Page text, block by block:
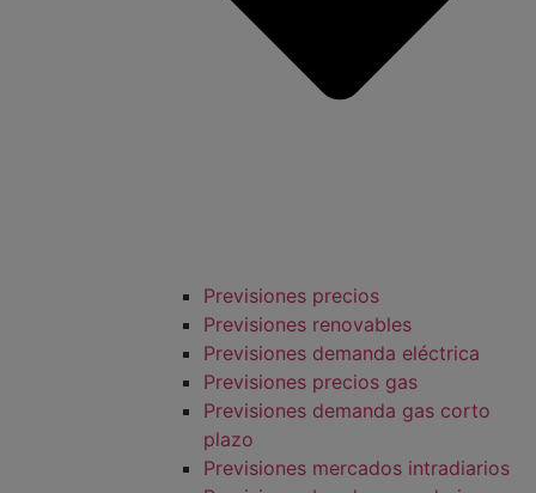
Previsiones precios
Previsiones renovables
Previsiones demanda eléctrica
Previsiones precios gas
Previsiones demanda gas corto
plazo
Previsiones mercados intradiarios